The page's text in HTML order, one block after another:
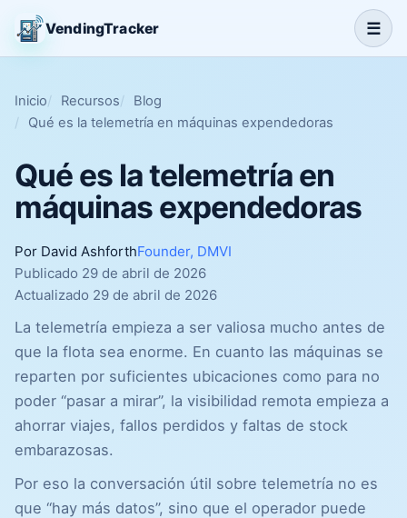
VendingTracker ☰
Inicio Recursos
Blog
Qué es la telemetría en máquinas expendedoras
Qué es la telemetría en
máquinas expendedoras
Por David AshforthFounder, DMVI
Publicado 29 de abril de 2026
Actualizado 29 de abril de 2026
La telemetría empieza a ser valiosa mucho antes de
que la flota sea enorme. En cuanto las máquinas se
reparten por suficientes ubicaciones como para no
poder “pasar a mirar”, la visibilidad remota empieza a
ahorrar viajes, fallos perdidos y faltas de stock
embarazosas.
Por eso la conversación útil sobre telemetría no es
que “hay más datos”, sino que el operador puede